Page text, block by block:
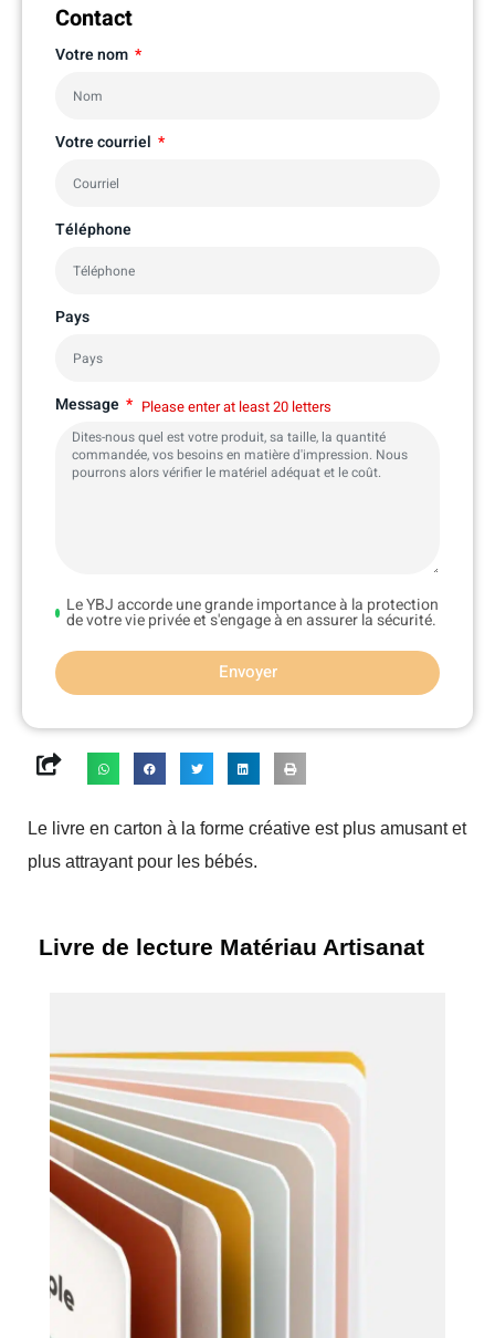
Contact
Votre nom
Votre courriel
Téléphone
Pays
Message Please enter at least 20 letters
Le YBJ accorde une grande importance à la protection
de votre vie privée et s'engage à en assurer la sécurité.
Envoyer
Le livre en carton à la forme créative est plus amusant et
plus attrayant pour les bébés.
Livre de lecture Matériau Artisanat